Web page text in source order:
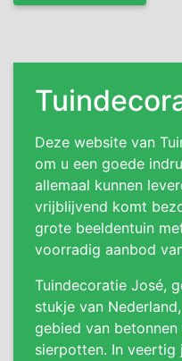
Deze website van
om u een goede
allemaal kunnen
vrijblijvend komt
grote beeldentuin
voorradig aanbod
Tuindecoratie José,
stukje van
gebied van
sierpotten. In